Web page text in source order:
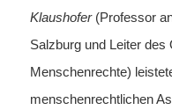
Klaushofer(Professor
Salzburg und Leiter
Menschenrechte)
menschenrechtlichen